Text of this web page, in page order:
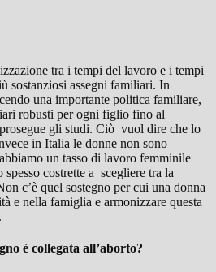
tra i tempi del lavoro e i tempi
sostanziosi assegni familiari. In
una importante politica familiare,
robusti per ogni figlio fino al
gli studi. Ciò vuol dire che lo
in Italia le donne non sono
un tasso di lavoro femminile
costrette a scegliere tra la
c’è quel sostegno per cui una donna
e nella famiglia e armonizzare questa
è collegata all’aborto?